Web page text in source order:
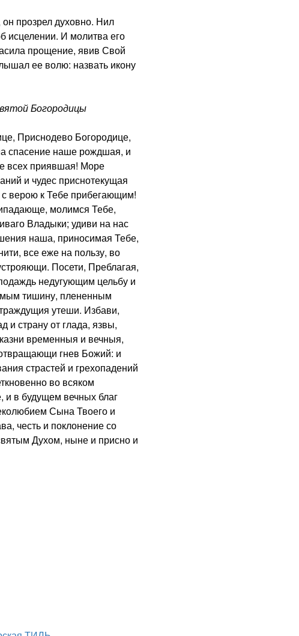
прозрел духовно. Нил
исцелении. И молитва его
прощение, явив Свой
ее волю: назвать икону
Богородицы
Приснодево Богородице,
спасение наше рождшая, и
всех приявшая! Море
и чудес приснотекущая
верою к Тебе прибегающим!
молимся Тебе,
Владыки; удиви на нас
наша, приносимая Тебе,
все еже на пользу, во
Посети, Преблагая,
недугующим цельбу и
тишину, плененным
утеши. Избави,
и страну от глада, язвы,
временныя и вечныя,
гнев Божий: и
страстей и грехопадений
во всяком
и в будущем вечных благ
Сына Твоего и
честь и поклонение со
Духом, ныне и присно и